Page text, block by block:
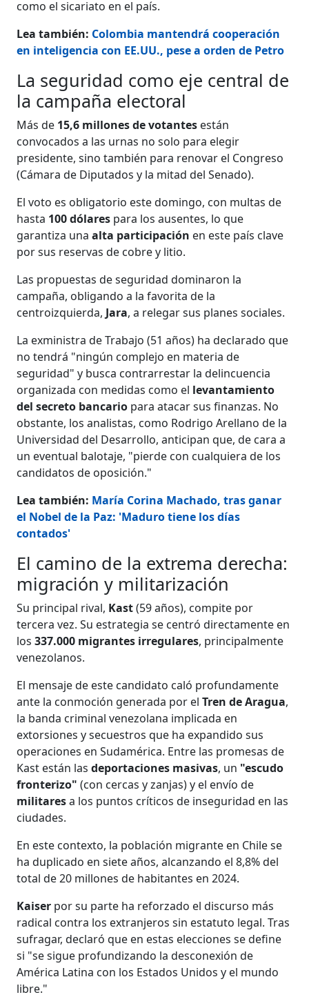
como el sicariato en el país.
Lea también: Colombia mantendrá cooperación
en inteligencia con EE.UU., pese a orden de Petro
La seguridad como eje central de
la campaña electoral
Más de 15,6 millones de votantes están
convocados a las urnas no solo para elegir
presidente, sino también para renovar el Congreso
(Cámara de Diputados y la mitad del Senado).
El voto es obligatorio este domingo, con multas de
hasta 100 dólares para los ausentes, lo que
garantiza unaalta participación en este país clave
por sus reservas de cobre y litio.
Las propuestas de seguridad dominaron la
campaña, obligando a la favorita de la
centroizquierda, Jara, a relegar sus planes sociales.
La exministra de Trabajo (51 años) ha declarado que
no tendrá "ningún complejo en materia de
seguridad" y busca contrarrestar la delincuencia
organizada con medidas como el levantamiento
del secreto bancario para atacar sus finanzas. No
obstante, los analistas, como Rodrigo Arellano de la
Universidad del Desarrollo, anticipan que, de cara a
un eventual balotaje, "pierde con cualquiera de los
candidatos de oposición."
Lea también: María Corina Machado, tras ganar
el Nobel de la Paz: 'Maduro tiene los días
contados'
El camino de la extrema derecha:
migración y militarización
Su principal rival, Kast(59 años), compite por
tercera vez. Su estrategia se centró directamente en
los337.000 migrantes irregulares, principalmente
venezolanos.
El mensaje de este candidato caló profundamente
ante la conmoción generada por elTren de Aragua,
la banda criminal venezolana implicada en
extorsiones y secuestros que ha expandido sus
operaciones en Sudamérica. Entre las promesas de
Kast están lasdeportaciones masivas, un "escudo
fronterizo" (con cercas y zanjas) y el envío de
militaresa los puntos críticos de inseguridad en las
ciudades.
En este contexto, la población migrante en Chile se
ha duplicado en siete años, alcanzando el 8,8% del
total de 20 millones de habitantes en 2024.
Kaiser por su parte ha reforzado el discurso más
radical contra los extranjeros sin estatuto legal. Tras
sufragar, declaró que en estas elecciones se define
si "se sigue profundizando la desconexión de
América Latina con los Estados Unidos y el mundo
libre."